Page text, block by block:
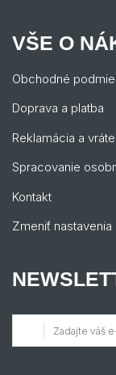
VŠE O
Obchodné
Doprava a platba
Reklamácia a
Spracovanie
Kontakt
Zmeniť